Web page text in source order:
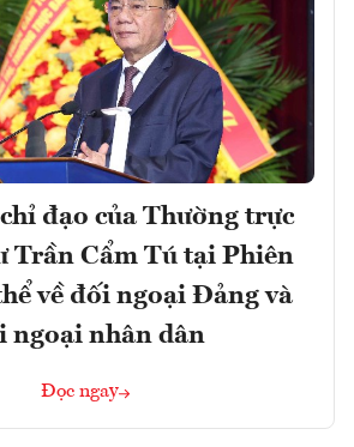
đạo của Thường trực
Trần Cẩm Tú tại Phiên
về đối ngoại Đảng và
ngoại nhân dân
Đọc ngay